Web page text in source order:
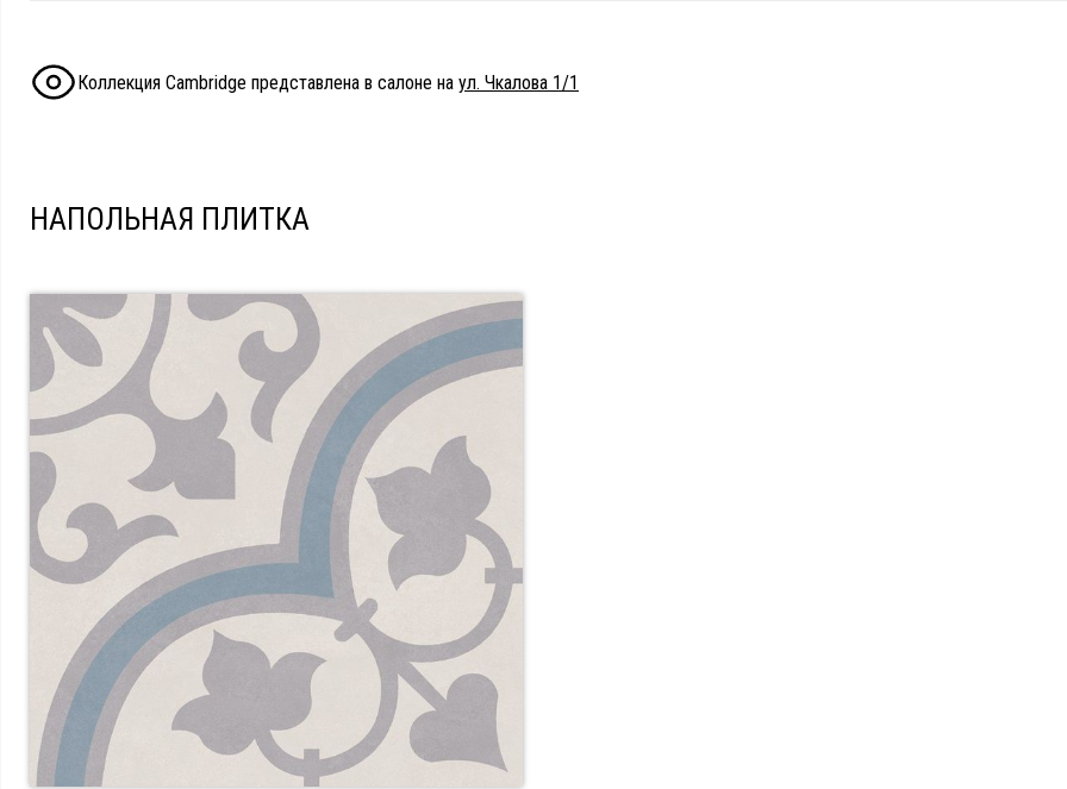
Коллекция Cambridge представлена в салоне на ул. Чкалова 1/1
НАПОЛЬНАЯ ПЛИТКА